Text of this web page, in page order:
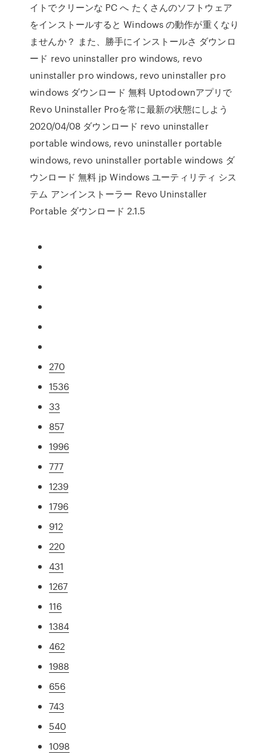
イトでクリーンな PC へ たくさんのソフトウェア
をインストールすると Windows の動作が重くなり
ませんか？ また、勝手にインストールさ ダウンロ
ード revo uninstaller pro windows, revo
uninstaller pro windows, revo uninstaller pro
windows ダウンロード 無料 Uptodownアプリで
Revo Uninstaller Proを常に最新の状態にしよう
2020/04/08 ダウンロード revo uninstaller
portable windows, revo uninstaller portable
windows, revo uninstaller portable windows ダ
ウンロード 無料 jp Windows ユーティリティ シス
テム アンインストーラー Revo Uninstaller
Portable ダウンロード 2.1.5
270
1536
33
857
1996
777
1239
1796
912
220
431
1267
116
1384
462
1988
656
743
540
1098